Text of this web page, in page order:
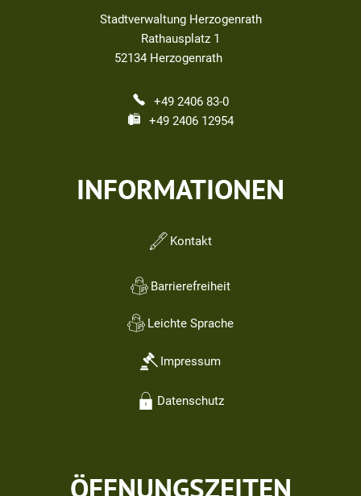
Stadtverwaltung Herzogenrath
Rathausplatz 1
52134 Herzogenrath
+49 2406 83-0
+49 2406 12954
INFORMATIONEN
Kontakt
Barrierefreiheit
Leichte Sprache
Impressum
Datenschutz
ÖFFNUNGSZEITEN